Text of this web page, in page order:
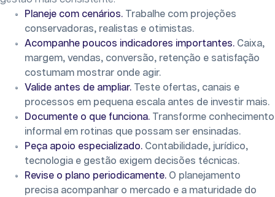
Planeje com cenários. Trabalhe com projeções
conservadoras, realistas e otimistas.
Acompanhe poucos indicadores importantes. Caixa,
margem, vendas, conversão, retenção e satisfação
costumam mostrar onde agir.
Valide antes de ampliar. Teste ofertas, canais e
processos em pequena escala antes de investir mais.
Documente o que funciona. Transforme conhecimento
informal em rotinas que possam ser ensinadas.
Peça apoio especializado. Contabilidade, jurídico,
tecnologia e gestão exigem decisões técnicas.
Revise o plano periodicamente. O planejamento
precisa acompanhar o mercado e a maturidade do